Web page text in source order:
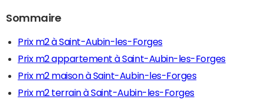
Sommaire
Prix m2 à Saint-Aubin-les-Forges
Prix m2 appartement à Saint-Aubin-les-Forges
Prix m2 maison à Saint-Aubin-les-Forges
Prix m2 terrain à Saint-Aubin-les-Forges